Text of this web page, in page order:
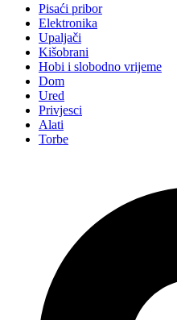
Pisaći pribor
Elektronika
Upaljači
Kišobrani
Hobi i slobodno vrijeme
Dom
Ured
Privjesci
Alati
Torbe